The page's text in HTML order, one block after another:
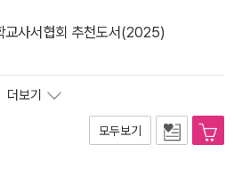
교사서협회 추천도서(2025)
더보기
모두보기